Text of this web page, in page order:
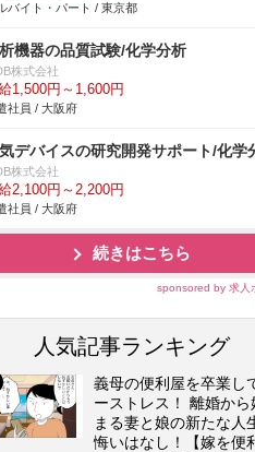
バイト・パート / 東京都
機器の品質試験/化学分析
株式会社
1,500円～1,600円
社員 / 大阪府
デバイスの研究開発サポート/化学
株式会社
2,100円～2,200円
社員 / 大阪府
続きはこちら
sponsored by 求人
人気記事ランキング
義母の便利屋を卒業し
ーストレス！ 離婚から
まる妻と娘の新たな人
悔いはなし！【嫁を便